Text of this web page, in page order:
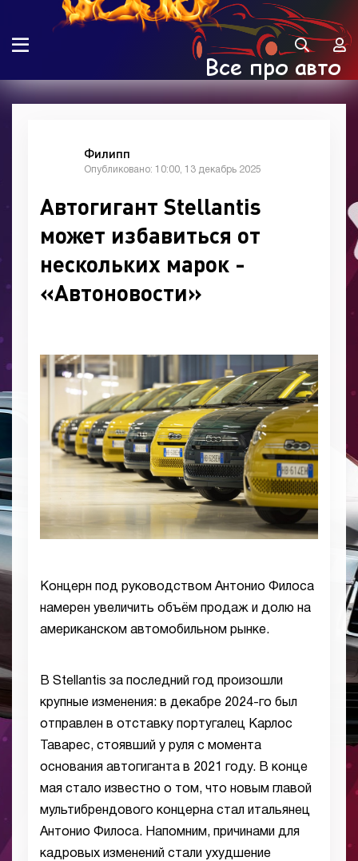
Филипп
Опубликовано: 10:00, 13 декабрь 2025
Автогигант Stellantis
может избавиться от
нескольких марок -
«Автоновости»
Концерн под руководством Антонио Филоса
намерен увеличить объём продаж и долю на
американском автомобильном рынке.
В Stellantis за последний год произошли
крупные изменения: в декабре 2024-го был
отправлен в отставку португалец Карлос
Таварес, стоявший у руля с момента
основания автогиганта в 2021 году. В конце
мая стало известно о том, что новым главой
мультибрендового концерна стал итальянец
Антонио Филоса. Напомним, причинами для
кадровых изменений стали ухудшение